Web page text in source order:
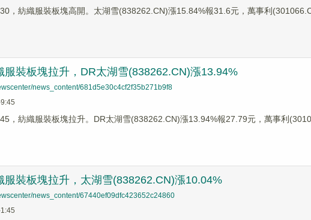
，紡織服裝板塊高開。太湖雪(838262.CN)漲15.84%報31.6元，萬事利
服裝板塊拉升，DR太湖雪(838262.CN)漲13.94%
news_content/681d5e30c4cf2f35b271b9f8
，紡織服裝板塊拉升。DR太湖雪(838262.CN)漲13.94%報27.79元，萬事利
服裝板塊拉升，太湖雪(838262.CN)漲10.04%
news_content/67440ef09dfc423652c24860